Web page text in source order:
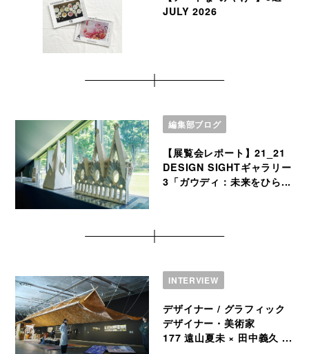
JULY 2026
編集部ブログ
【展覧会レポート】21_21
DESIGN SIGHTギャラリー
3「ガウディ：未来をひら...
INTERVIEW
デザイナー / グラフィック
デザイナー・美術家
177 遠山夏未 × 田中義久 ...